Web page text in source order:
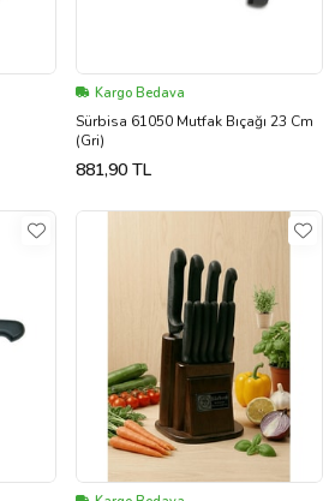
Kargo Bedava
Sürbisa 61050 Mutfak Bıçağı 23 Cm
(Gri)
881,90 TL